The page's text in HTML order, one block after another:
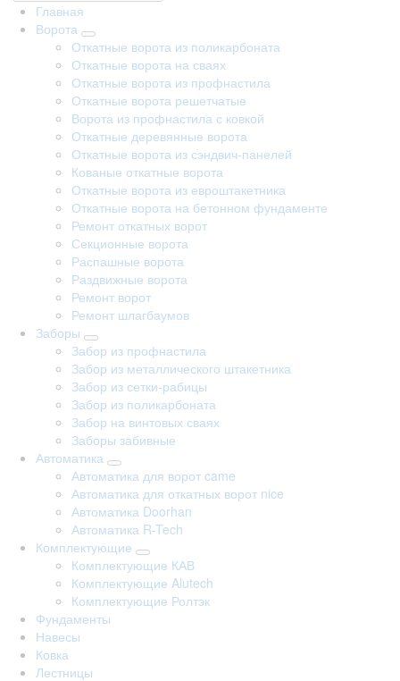
Главная
Ворота
Откатные ворота из поликарбоната
Откатные ворота на сваях
Откатные ворота из профнастила
Откатные ворота решетчатые
Ворота из профнастила с ковкой
Откатные деревянные ворота
Откатные ворота из сэндвич-панелей
Кованые откатные ворота
Откатные ворота из евроштакетника
Откатные ворота на бетонном фундаменте
Ремонт откатных ворот
Секционные ворота
Распашные ворота
Раздвижные ворота
Ремонт ворот
Ремонт шлагбаумов
Заборы
Забор из профнастила
Забор из металлического штакетника
Забор из сетки-рабицы
Забор из поликарбоната
Забор на винтовых сваях
Заборы забивные
Автоматика
Автоматика для ворот came
Автоматика для откатных ворот nice
Автоматика Doorhan
Автоматика R-Tech
Комплектующие
Комплектующие КАВ
Комплектующие Alutech
Комплектующие Ролтэк
Фундаменты
Навесы
Ковка
Лестницы